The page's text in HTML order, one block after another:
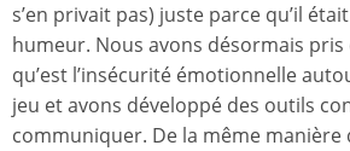
s’en privait pas) juste parce qu’il
humeur. Nous avons désormais pris
qu’est l’insécurité émotionnelle
jeu et avons développé des outils
communiquer. De la même manière